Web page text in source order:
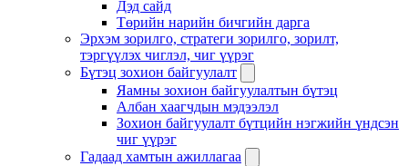
Дэд сайд
Төрийн нарийн бичгийн дарга
Эрхэм зорилго, стратеги зорилго, зорилт,
тэргүүлэх чиглэл, чиг үүрэг
Бүтэц зохион байгуулалт
Яамны зохион байгуулалтын бүтэц
Албан хаагчдын мэдээлэл
Зохион байгуулалт бүтцийн нэгжийн үндсэн
чиг үүрэг
Гадаад хамтын ажиллагаа